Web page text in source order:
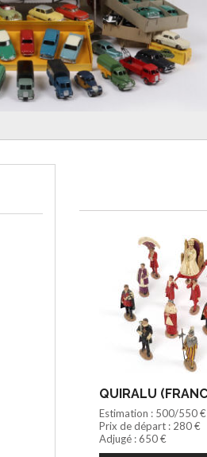
QUIRALU
Estimation : 500/550 €
Prix de départ : 280 €
Adjugé : 650 €